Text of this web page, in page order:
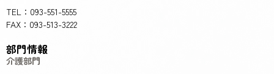
TEL：093-551-5555
FAX：093-513-3222
部門情報
介護部門